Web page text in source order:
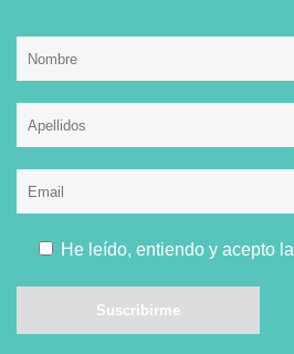
He leído, entiendo y acepto la